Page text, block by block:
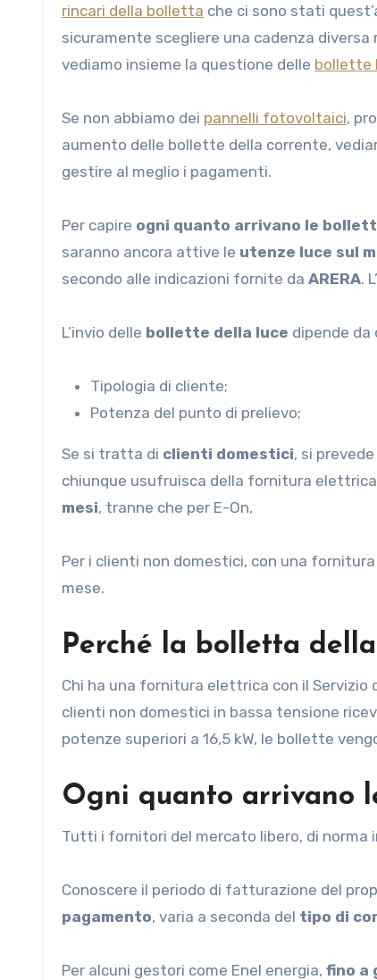
rincari della bolletta che ci sono stati
sicuramente scegliere una cadenza
vediamo insieme la questione delle bollette
Se non abbiamo dei pannelli fotovoltaici,
aumento delle bollette della corrente,
gestire al meglio i pagamenti.
Per capire ogni quanto arrivano le
saranno ancora attive le utenze luce sul
secondo alle indicazioni fornite da ARERA. L’
L’invio delle bollette della luce dipende
Tipologia di cliente;
Potenza del punto di prelievo;
Se si tratta di clienti domestici, si
chiunque usufruisca della fornitura
mesi, tranne che per E-On,
Per i clienti non domestici, con una
mese.
Perché la bolletta
Chi ha una fornitura elettrica con il Servizio
clienti non domestici in bassa tensione
potenze superiori a 16,5 kW, le bollette
Ogni quanto arrivano
Tutti i fornitori del mercato libero, di norma
Conoscere il periodo di fatturazione del
pagamento, varia a seconda del tipo di
Per alcuni gestori come Enel energia, fino a